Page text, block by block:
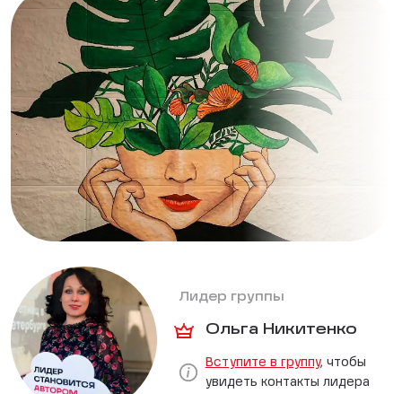
Лидер группы
Ольга Никитенко
Вступите в группу, чтобы
увидеть контакты лидера